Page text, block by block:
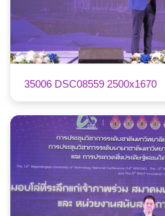
35006 DSC08559 2500x1670